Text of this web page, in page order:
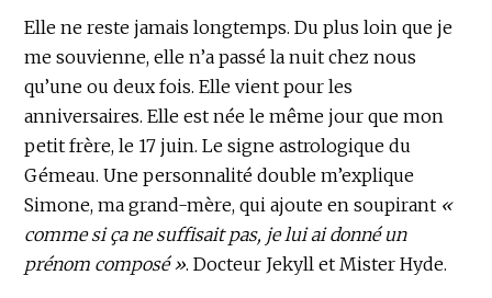
Elle ne reste jamais longtemps. Du plus loin que je
me souvienne, elle n’a passé la nuit chez nous
qu’une ou deux fois. Elle vient pour les
anniversaires. Elle est née le même jour que mon
petit frère, le 17 juin. Le signe astrologique du
Gémeau. Une personnalité double m’explique
Simone, ma grand-mère, qui ajoute en soupirant «
comme si ça ne suffisait pas, je lui ai donné un
prénom composé ». Docteur Jekyll et Mister Hyde.